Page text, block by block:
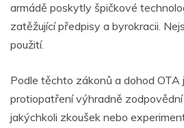
armádě poskytly špičkové
zatěžující předpisy a byrokracii.
použití.
Podle těchto zákonů a dohod OTA
protiopatření výhradně
jakýchkoli zkoušek nebo